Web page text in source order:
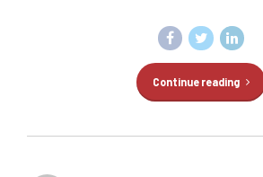
Continue reading